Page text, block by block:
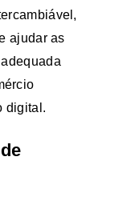
ajudar as
digital.